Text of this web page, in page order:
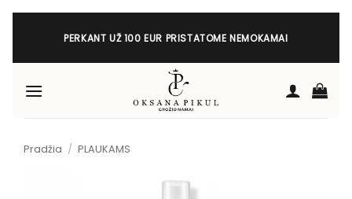
Skip
PERKANT UŽ 100 EUR PRISTATOME NEMOKAMAI
Pradžia / PLAUKAMS